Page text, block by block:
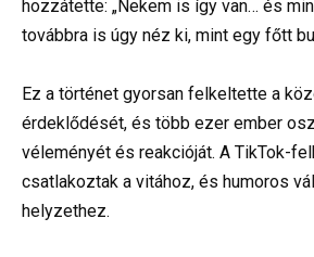
hozzátette: „Nekem is így van… és
továbbra is úgy néz ki, mint egy főtt
Ez a történet gyorsan felkeltette a
érdeklődését, és több ezer ember
véleményét és reakcióját. A TikTok-
csatlakoztak a vitához, és humoros
helyzethez.